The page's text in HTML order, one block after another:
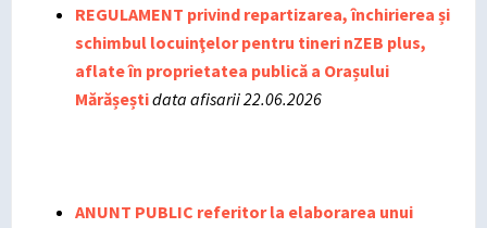
REGULAMENT privind repartizarea, închirierea și
schimbul locuinţelor pentru tineri nZEB plus,
aflate în proprietatea publică a Orașului
Mărășeștidata afisarii22.06.2026
ANUNT PUBLIC referitor la elaborarea unui